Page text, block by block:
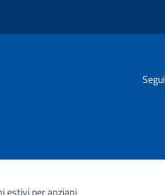
estivi per anziani